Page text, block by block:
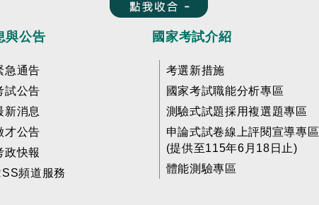
收合 FatFooter
與公告
急通告
試公告
新消息
才公告
政快報
頻道服務
國家考試介紹
考選新措施
國家考試職能分析專區
測驗式試題採用複選題專區
申論式試卷線上評閱宣導專區
(提供至115年6月18日止)
體能測驗專區